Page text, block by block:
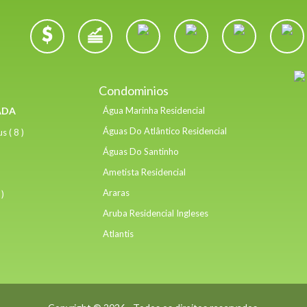
( 8 )
Condominios
Água Marinha Residencial
Águas Do Atlântico Residencial
Águas Do Santinho
Ametista Residencial
Araras
Aruba Residencial Ingleses
Atlantis